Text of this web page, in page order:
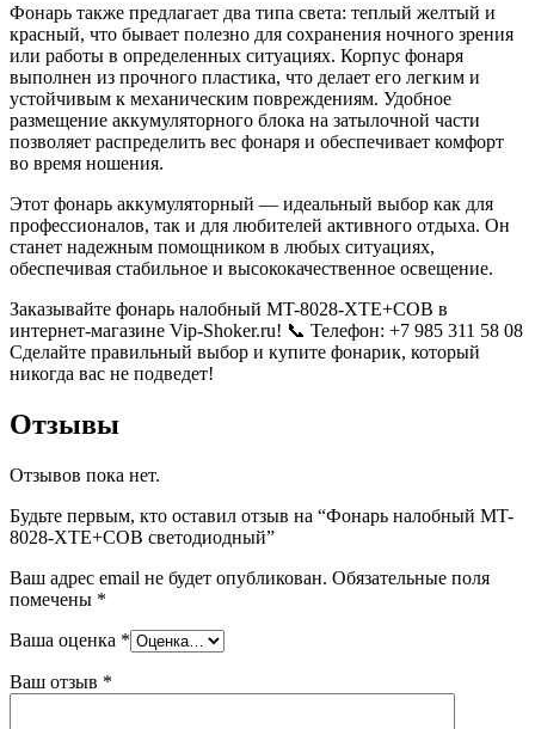
Фонарь также предлагает два типа света: теплый желтый и
красный, что бывает полезно для сохранения ночного зрения
или работы в определенных ситуациях. Корпус фонаря
выполнен из прочного пластика, что делает его легким и
устойчивым к механическим повреждениям. Удобное
размещение аккумуляторного блока на затылочной части
позволяет распределить вес фонаря и обеспечивает комфорт
во время ношения.
Этот фонарь аккумуляторный — идеальный выбор как для
профессионалов, так и для любителей активного отдыха. Он
станет надежным помощником в любых ситуациях,
обеспечивая стабильное и высококачественное освещение.
Заказывайте фонарь налобный MT-8028-XTE+COB в
интернет-магазине Vip-Shoker.ru! 📞 Телефон: +7 985 311 58 08
Сделайте правильный выбор и купите фонарик, который
никогда вас не подведет!
Отзывы
Отзывов пока нет.
Будьте первым, кто оставил отзыв на “Фонарь налобный MT-
8028-XTE+COB светодиодный”
Ваш адрес email не будет опубликован. Обязательные поля
помечены *
Ваша оценка *
Ваш отзыв *